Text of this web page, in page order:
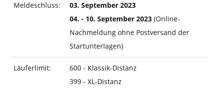
Meldeschluss:
03. September 2023
04. - 10. September 2023 (Online-
Nachmeldung ohne Postversand der
Startunterlagen)
Läuferlimit:
600 - Klassik-Distanz
399 - XL-Distanz